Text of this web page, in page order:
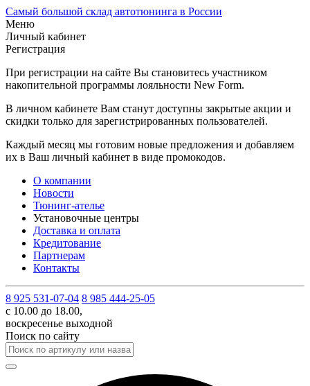
Самый большой склад автотюнинга в России
Меню
Личный кабинет
Регистрация
При регистрации на сайте Вы становитесь участником
накопительной программы лояльности New Form.
В личном кабинете Вам станут доступны закрытые акции и
скидки только для зарегистрированных пользователей.
Каждый месяц мы готовим новые предложения и добавляем
их в Ваш личный кабинет в виде промокодов.
О компании
Новости
Тюнинг-ателье
Установочные центры
Доставка и оплата
Кредитование
Партнерам
Контакты
8 925 531-07-04 8 985 444-25-05
с 10.00 до 18.00,
воскресенье выходной
Поиск по сайту